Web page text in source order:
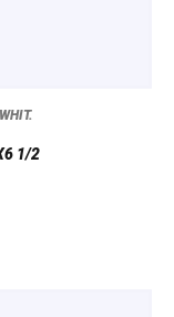
1/2